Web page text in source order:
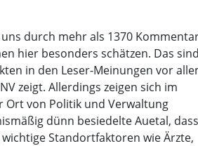
durch mehr als 1370
hier besonders schätzen. Das
in den Leser-Meinungen vor
zeigt. Allerdings zeigen sich im
Ort von Politik und Verwaltung
dünn besiedelte Auetal, dass
Standortfaktoren wie Ärzte,